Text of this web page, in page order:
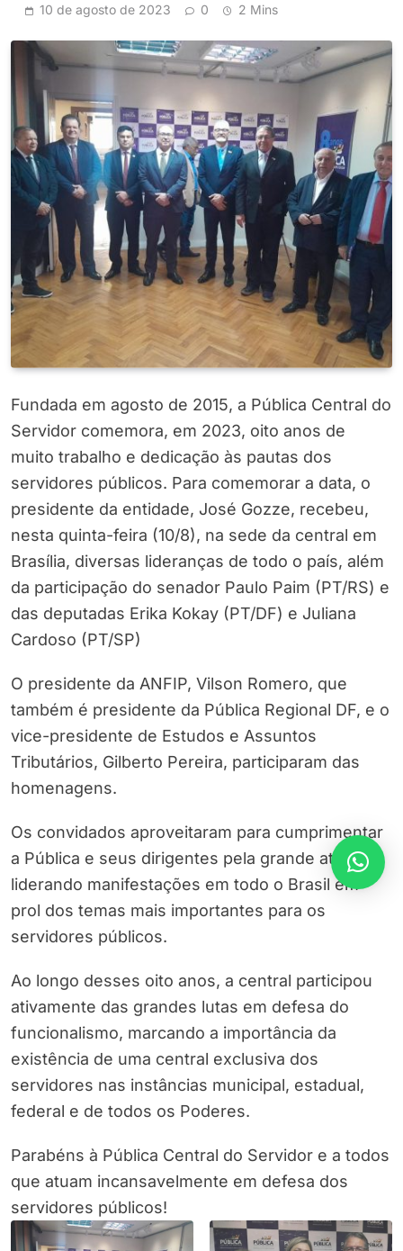
10 de agosto de 2023 0 2 Mins
Fundada em agosto de 2015, a Pública Central do
Servidor comemora, em 2023, oito anos de
muito trabalho e dedicação às pautas dos
servidores públicos. Para comemorar a data, o
presidente da entidade, José Gozze, recebeu,
nesta quinta-feira (10/8), na sede da central em
Brasília, diversas lideranças de todo o país, além
da participação do senador Paulo Paim (PT/RS) e
das deputadas Erika Kokay (PT/DF) e Juliana
Cardoso (PT/SP)
O presidente da ANFIP, Vilson Romero, que
também é presidente da Pública Regional DF, e o
vice-presidente de Estudos e Assuntos
Tributários, Gilberto Pereira, participaram das
homenagens.
Os convidados aproveitaram para cumprimentar
a Pública e seus dirigentes pela grande atuação,
liderando manifestações em todo o Brasil em
prol dos temas mais importantes para os
servidores públicos.
Ao longo desses oito anos, a central participou
ativamente das grandes lutas em defesa do
funcionalismo, marcando a importância da
existência de uma central exclusiva dos
servidores nas instâncias municipal, estadual,
federal e de todos os Poderes.
Parabéns à Pública Central do Servidor e a todos
que atuam incansavelmente em defesa dos
servidores públicos!